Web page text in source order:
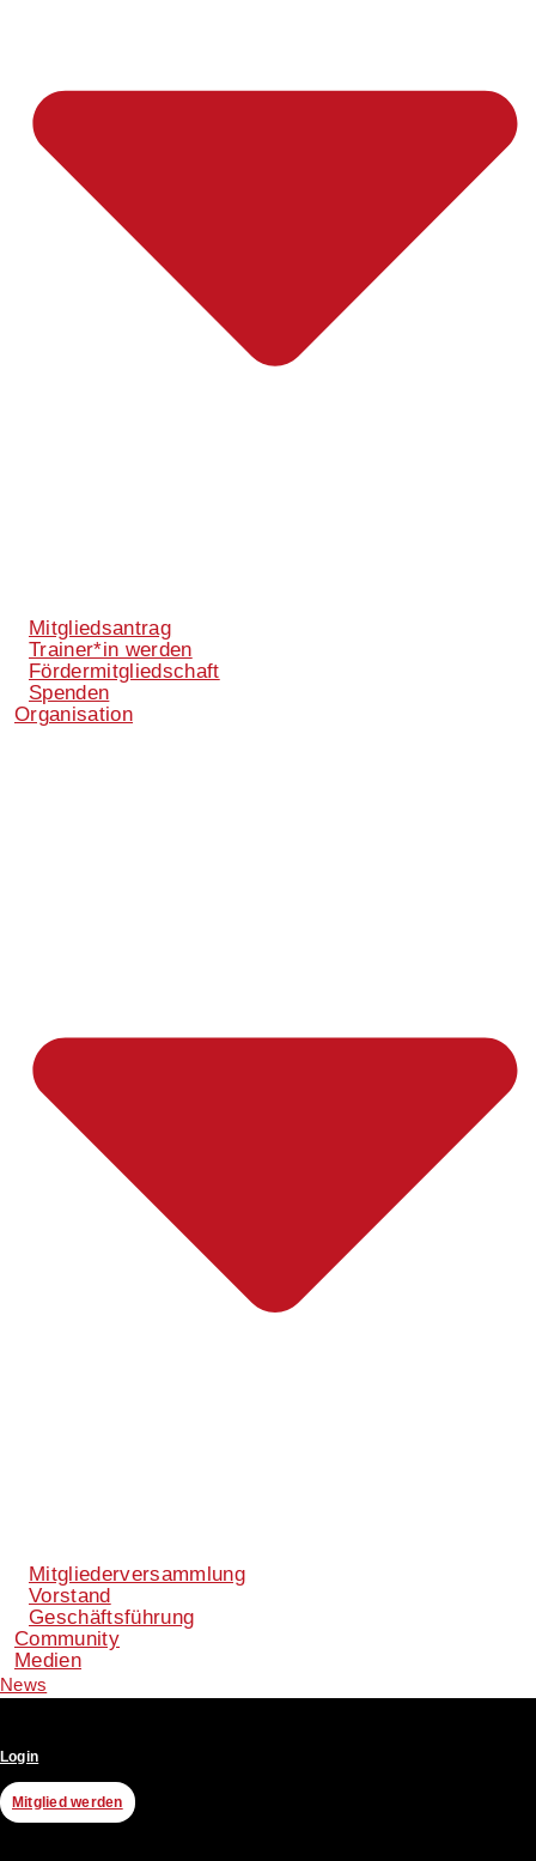
Mitgliedsantrag
Trainer*in werden
Fördermitgliedschaft
Spenden
Organisation
Mitgliederversammlung
Vorstand
Geschäftsführung
Community
Medien
News
Login
Mitglied werden